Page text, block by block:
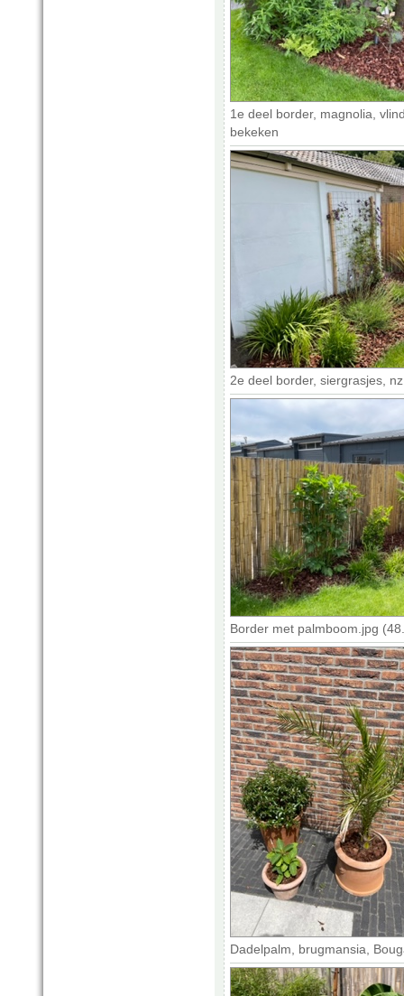
1e deel border, magnolia,
bekeken
2e deel border, siergrasjes,
Border met palmboom.jpg
Dadelpalm, brugmansia,